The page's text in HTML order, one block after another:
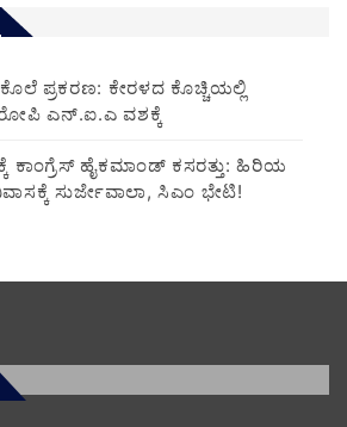
ಕೊಲೆ ಪ್ರಕರಣ: ಕೇರಳದ ಕೊಚ್ಚಿಯಲ್ಲಿ
ಎನ್.ಐ.ಎ ವಶಕ್ಕೆ
ಕಾಂಗ್ರೆಸ್ ಹೈಕಮಾಂಡ್ ಕಸರತ್ತು: ಹಿರಿಯ
ಸುರ್ಜೇವಾಲಾ, ಸಿಎಂ ಭೇಟಿ!